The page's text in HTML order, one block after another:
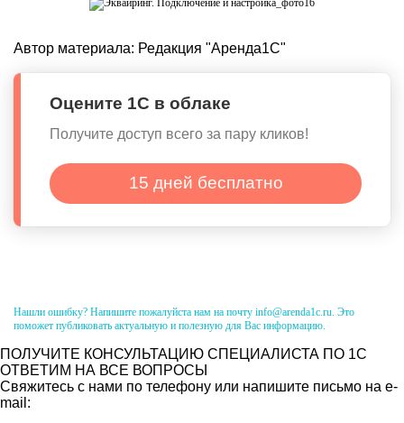
Автор материала: Редакция "Аренда1С"
Оцените 1С в облаке
Получите доступ всего за пару кликов!
15 дней бесплатно
Нашли ошибку? Напишите пожалуйста нам на почту info@arenda1c.ru. Это
поможет публиковать актуальную и полезную для Вас информацию.
ПОЛУЧИТЕ КОНСУЛЬТАЦИЮ СПЕЦИАЛИСТА ПО 1С
ОТВЕТИМ НА ВСЕ ВОПРОСЫ
Свяжитесь с нами по телефону или напишите письмо на e-
mail: